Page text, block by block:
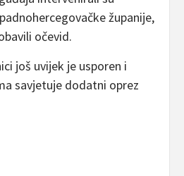
županije,
očevid.
još uvijek je usporen i
savjetuje dodatni oprez